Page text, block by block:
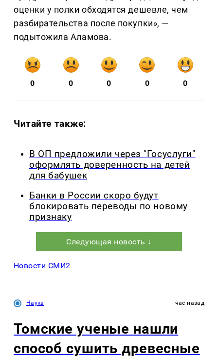
оценки у полки обходятся дешевле, чем
разбирательства после покупки», —
подытожила Аламова.
0 0 0 0 0
Читайте также:
В ОП предложили через "Госуслуги"
оформлять доверенность на детей
для бабушек
Банки в России скоро будут
блокировать переводы по новому
признаку
Следующая новость ↓
Новости СМИ2
Наука час назад
Томские ученые нашли
способ сушить древесные